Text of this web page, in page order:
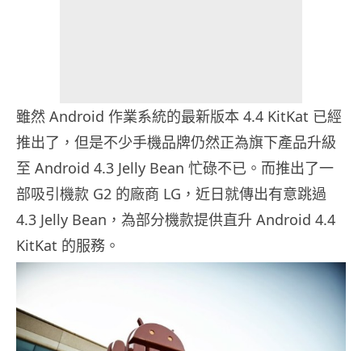
雖然 Android 作業系統的最新版本 4.4 KitKat 已經
推出了，但是不少手機品牌仍然正為旗下產品升級
至 Android 4.3 Jelly Bean 忙碌不已。而推出了一
部吸引機款 G2 的廠商 LG，近日就傳出有意跳過
4.3 Jelly Bean，為部分機款提供直升 Android 4.4
KitKat 的服務。